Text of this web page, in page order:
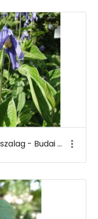
Clematis integrifolia - Réti iszalag - Budai Arborétum